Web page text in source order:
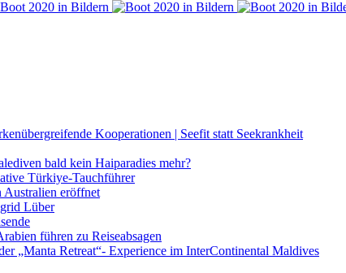
Kooperationen | Seefit statt Seekrankheit
bald kein Haiparadies mehr?
Türkiye-Tauchführer
Australien eröffnet
Lüber
führen zu Reiseabsagen
„Manta Retreat“- Experience im InterContinental Maldives